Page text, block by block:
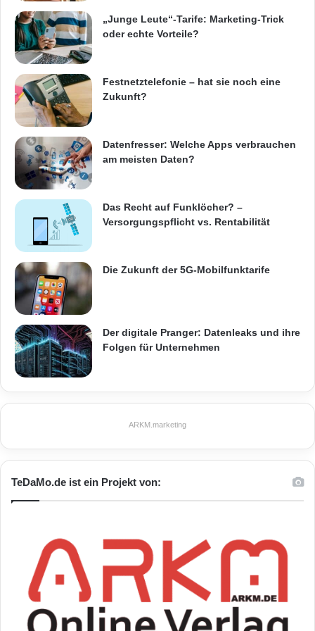
Mit der kindgerechten Umsetzung und
zahlreichen Details sorgt das Online-
Computerspiel für viel Abwechslung.
Foto: djd/DELASOCIAL
30 Millionen Gamer Abenteuer meistern
Computergame davonzaubern
Dschungelwelt von Azteka junge Magier
„Junge Leute“-Tarife: Marketing-Trick
oder echte Vorteile?
Festnetztelefonie – hat sie noch eine
Zukunft?
Datenfresser: Welche Apps verbrauchen
am meisten Daten?
Das Recht auf Funklöcher? –
Versorgungspflicht vs. Rentabilität
Die Zukunft der 5G-Mobilfunktarife
Der digitale Pranger: Datenleaks und ihre
Folgen für Unternehmen
ARKM.marketing
TeDaMo.de ist ein Projekt von: